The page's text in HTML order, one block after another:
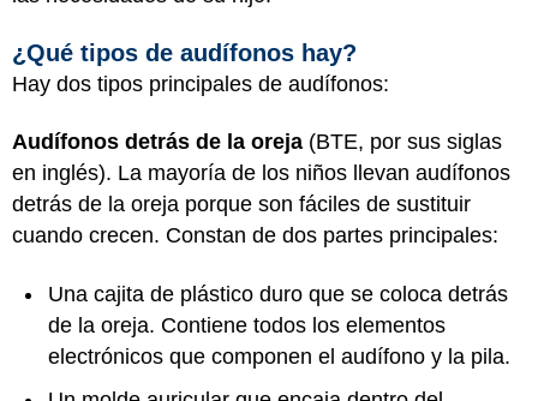
¿Qué tipos de audífonos hay?
Hay dos tipos principales de audífonos:
Audífonos detrás de la oreja (BTE, por sus siglas
en inglés). La mayoría de los niños llevan audífonos
detrás de la oreja porque son fáciles de sustituir
cuando crecen. Constan de dos partes principales:
Una cajita de plástico duro que se coloca detrás
de la oreja. Contiene todos los elementos
electrónicos que componen el audífono y la pila.